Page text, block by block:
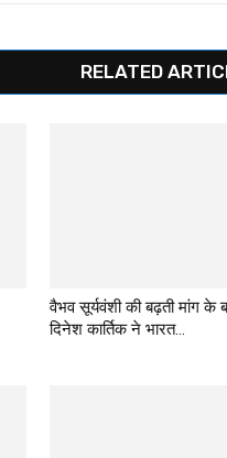
RELATED
वैभव सूर्यवंशी की बढ़ती मांग के
दिनेश कार्तिक ने भारत...